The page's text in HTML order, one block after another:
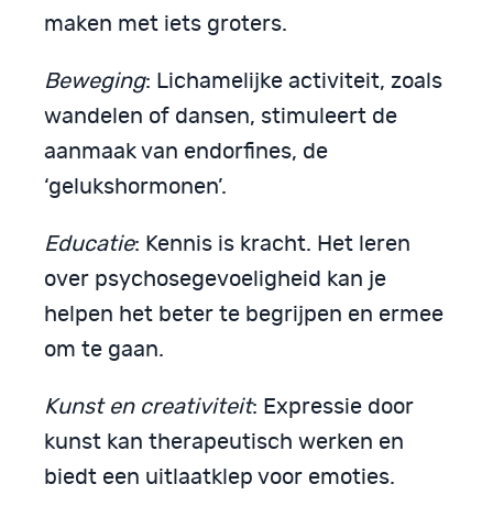
maken met iets groters.
Beweging: Lichamelijke activiteit, zoals
wandelen of dansen, stimuleert de
aanmaak van endorfines, de
‘gelukshormonen’.
Educatie: Kennis is kracht. Het leren
over psychosegevoeligheid kan je
helpen het beter te begrijpen en ermee
om te gaan.
Kunst en creativiteit: Expressie door
kunst kan therapeutisch werken en
biedt een uitlaatklep voor emoties.